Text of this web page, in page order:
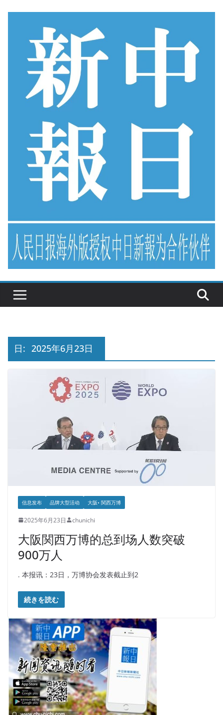
日: 2025年6月23日
信息发布 品牌大型活动 大阪• 関西万博
2025年6月23日 chunichi
大阪関西万博的总到场人数突破
900万人
. 本报讯：23日，万博协会发表截止到2
続きを読む